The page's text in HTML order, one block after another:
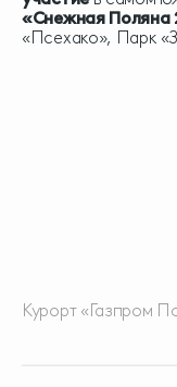
«Снежная Поляна
«Псехако», Парк
Курорт «Газпром